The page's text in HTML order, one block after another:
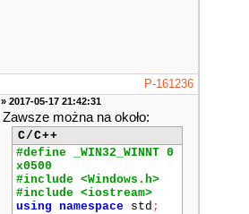
P-161236
» 2017-05-17 21:42:31
Zawsze można na około:
C/C++
#define _WIN32_WINNT 0
x0500
#include <Windows.h>
#include <iostream>
using namespace std ;